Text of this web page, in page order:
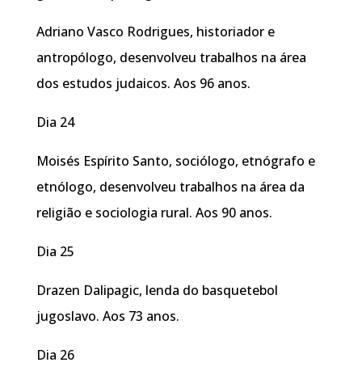
Adriano Vasco Rodrigues, historiador e
antropólogo, desenvolveu trabalhos na área
dos estudos judaicos. Aos 96 anos.
Dia 24
Moisés Espírito Santo, sociólogo, etnógrafo e
etnólogo, desenvolveu trabalhos na área da
religião e sociologia rural. Aos 90 anos.
Dia 25
Drazen Dalipagic, lenda do basquetebol
jugoslavo. Aos 73 anos.
Dia 26